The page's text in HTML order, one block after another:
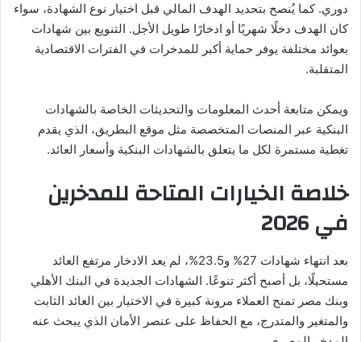
دوري. كما يُنصح بتحديد الهدف المالي قبل اختيار نوع الشهادة، سواء
كان الهدف دخلًا شهريًا أو ادخارًا طويل الأجل. التنويع بين شهادات
بعوائد مختلفة يوفر حماية أكبر للمدخرات في الفترات الاقتصادية
المتقلبة.
ويمكن متابعة أحدث المعلومات والتحديثات الخاصة بالشهادات
البنكية عبر المنصات المتخصصة مثل موقع البطريق، الذي يقدم
تغطية مستمرة لكل ما يتعلق بالشهادات البنكية وأسعار العائد.
خلاصة الخيارات المتاحة للمدخرين
في 2026
بعد انتهاء شهادات 27% و23.5%، لم يعد الادخار مرتفع العائد
مستحيلًا، بل أصبح أكثر تنوعًا. الشهادات الجديدة في البنك الأهلي
وبنك مصر تمنح العملاء مرونة كبيرة في الاختيار بين العائد الثابت
والمتغير والمتدرج، مع الحفاظ على عنصر الأمان الذي يبحث عنه